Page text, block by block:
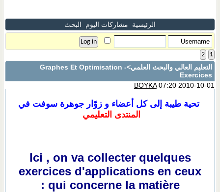
الرئيسية مشاركات اليوم البحث
1
2
التعليم العالي والبحث العلمي >Graphes Et Optimisation -
Exercices
BOYKA07:20 2010-10-01
تحية طيبة إلى كل أعضاء و زوّار جوهرة سوفت في
المنتدى التعليمي
Ici , on va collecter quelques
exercices d'applications en ceux
qui concerne la matière :